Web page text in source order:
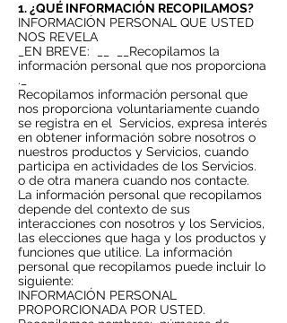
1. ¿QUÉ INFORMACIÓN RECOPILAMOS?
INFORMACIÓN PERSONAL QUE USTED
NOS REVELA
_EN BREVE:
__Recopilamos la
información personal que nos proporciona
._
Recopilamos información personal que
nos proporciona voluntariamente cuando
se registra en el
Servicios, expresa interés
en obtener información sobre nosotros o
nuestros productos y Servicios, cuando
participa en actividades de los Servicios.
o de otra manera cuando nos contacte.
La información personal que recopilamos
depende del contexto de sus
interacciones con nosotros y los Servicios,
las elecciones que haga y los productos y
funciones que utilice. La información
personal que recopilamos puede incluir lo
siguiente:
INFORMACIÓN PERSONAL
PROPORCIONADA POR USTED.